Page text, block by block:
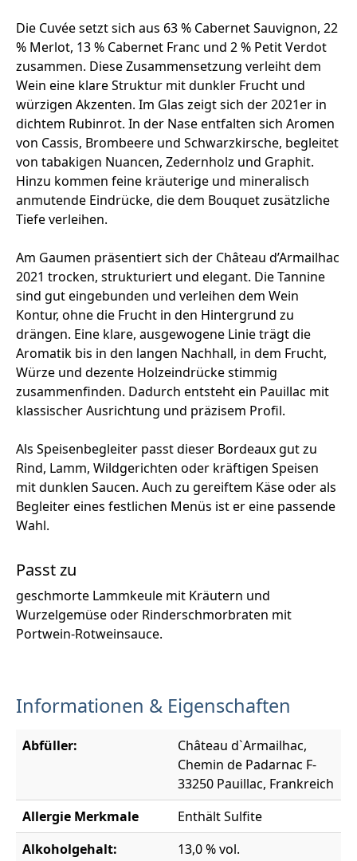
Die Cuvée setzt sich aus 63 % Cabernet Sauvignon, 22
% Merlot, 13 % Cabernet Franc und 2 % Petit Verdot
zusammen. Diese Zusammensetzung verleiht dem
Wein eine klare Struktur mit dunkler Frucht und
würzigen Akzenten. Im Glas zeigt sich der 2021er in
dichtem Rubinrot. In der Nase entfalten sich Aromen
von Cassis, Brombeere und Schwarzkirsche, begleitet
von tabakigen Nuancen, Zedernholz und Graphit.
Hinzu kommen feine kräuterige und mineralisch
anmutende Eindrücke, die dem Bouquet zusätzliche
Tiefe verleihen.
Am Gaumen präsentiert sich der Château d’Armailhac
2021 trocken, strukturiert und elegant. Die Tannine
sind gut eingebunden und verleihen dem Wein
Kontur, ohne die Frucht in den Hintergrund zu
drängen. Eine klare, ausgewogene Linie trägt die
Aromatik bis in den langen Nachhall, in dem Frucht,
Würze und dezente Holzeindrücke stimmig
zusammenfinden. Dadurch entsteht ein Pauillac mit
klassischer Ausrichtung und präzisem Profil.
Als Speisenbegleiter passt dieser Bordeaux gut zu
Rind, Lamm, Wildgerichten oder kräftigen Speisen
mit dunklen Saucen. Auch zu gereiftem Käse oder als
Begleiter eines festlichen Menüs ist er eine passende
Wahl.
Passt zu
geschmorte Lammkeule mit Kräutern und
Wurzelgemüse oder Rinderschmorbraten mit
Portwein‑Rotweinsauce.
Informationen & Eigenschaften
Abfüller:
Château d`Armailhac,
Chemin de Padarnac F-
33250 Pauillac, Frankreich
Allergie Merkmale
Enthält Sulfite
Alkoholgehalt:
13,0 % vol.